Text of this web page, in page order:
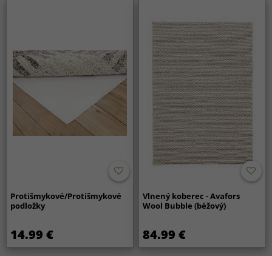
Protišmykové/Protišmykové
podložky
14.99 €
Vlnený koberec - Avafors
Wool Bubble (béžový)
84.99 €